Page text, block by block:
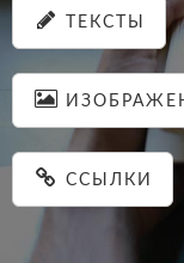
ТЕКСТЫ
ССЫЛКИ